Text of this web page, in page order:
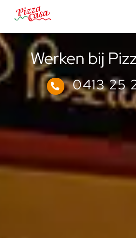
naar
inhoud
Werken bij
0413 25